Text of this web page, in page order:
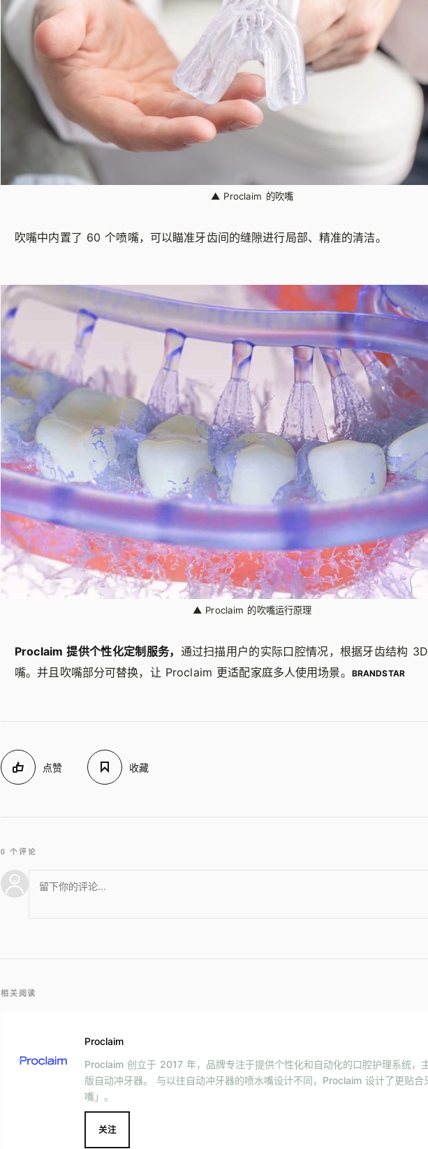
▲ Proclaim 的吹嘴
吹嘴中内置了 60 个喷嘴，可以瞄准牙齿间的缝隙进行局部、精准的清洁。
▲ Proclaim 的吹嘴运行原理
Proclaim 提供个性化定制服务， 通过扫描用户的实际口腔情况，根据牙齿结构
嘴。并且吹嘴部分可替换，让 Proclaim 更适配家庭多人使用场景。
BRANDSTAR
点赞 收藏
0 个评论
相关阅读
Proclaim
Proclaim 创立于 2017 年，品牌专注于提供个性化和自动化的口腔护理系统，
版自动冲牙器。 与以往自动冲牙器的喷水嘴设计不同，Proclaim 设计了更贴合
嘴」。
关注